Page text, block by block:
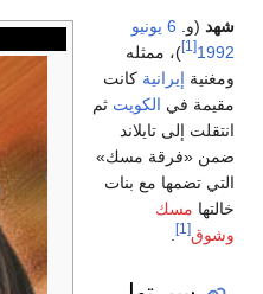
شهد (و. 6 يونيو
1992
[1]
)، ممثله
ومغنية إيرانية كانت
مقيمة في الكويت ثم
انتقلت إلى تايلاند
ضمن «فرقة مسك»
التي تضمها مع بنات
خالتها مسك
وشوق[1]